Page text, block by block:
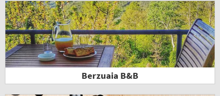
Berzuaia B&B